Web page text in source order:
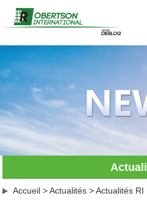
Accueil >Actualités >Actualités RI